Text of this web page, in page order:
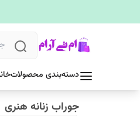
دسته‌بندی محصولات
جوراب زنانه هنری